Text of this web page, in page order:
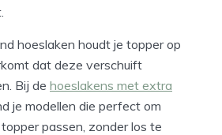
hoeslaken houdt je topper op
dat deze verschuift
Bij de hoeslakens met extra
je modellen die perfect om
passen, zonder los te